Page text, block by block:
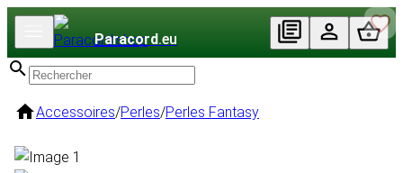
Paracord.eu
Accessoires/Perles/Perles Fantasy